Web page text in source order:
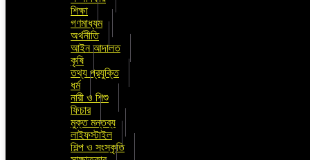
শিক্ষা
গণমাধ্যম
অর্থনীতি
আইন আদালত
কৃষি
তথ্য প্রযুক্তি
ধর্ম
নারী ও শিশু
ফিচার
মুক্ত মন্তব্য
লাইফস্টাইল
শিল্প ও সংস্কৃতি